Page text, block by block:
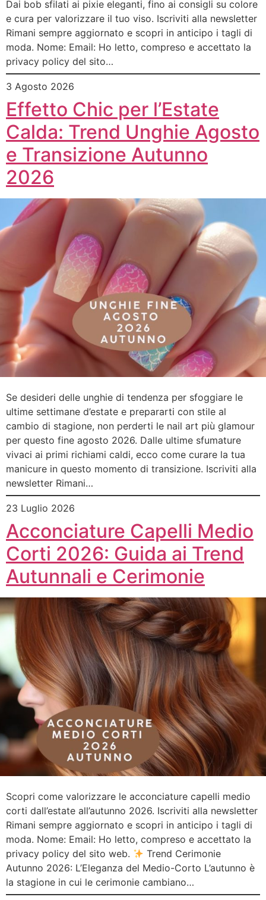
Dai bob sfilati ai pixie eleganti, fino ai consigli su colore
e cura per valorizzare il tuo viso. Iscriviti alla newsletter
Rimani sempre aggiornato e scopri in anticipo i tagli di
moda. Nome: Email: Ho letto, compreso e accettato la
privacy policy del sito…
3 Agosto 2026
Effetto Chic per l’Estate
Calda: Trend Unghie Agosto
e Transizione Autunno
2026
Se desideri delle unghie di tendenza per sfoggiare le
ultime settimane d’estate e prepararti con stile al
cambio di stagione, non perderti le nail art più glamour
per questo fine agosto 2026. Dalle ultime sfumature
vivaci ai primi richiami caldi, ecco come curare la tua
manicure in questo momento di transizione. Iscriviti alla
newsletter Rimani…
23 Luglio 2026
Acconciature Capelli Medio
Corti 2026: Guida ai Trend
Autunnali e Cerimonie
Scopri come valorizzare le acconciature capelli medio
corti dall’estate all’autunno 2026. Iscriviti alla newsletter
Rimani sempre aggiornato e scopri in anticipo i tagli di
moda. Nome: Email: Ho letto, compreso e accettato la
privacy policy del sito web.
Trend Cerimonie
Autunno 2026: L’Eleganza del Medio-Corto L’autunno è
la stagione in cui le cerimonie cambiano…